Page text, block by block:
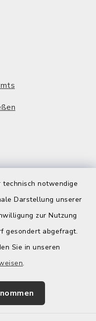
notwendige
Darstellung unserer
zur Nutzung
gesondert abgefragt.
Sie in unseren
.